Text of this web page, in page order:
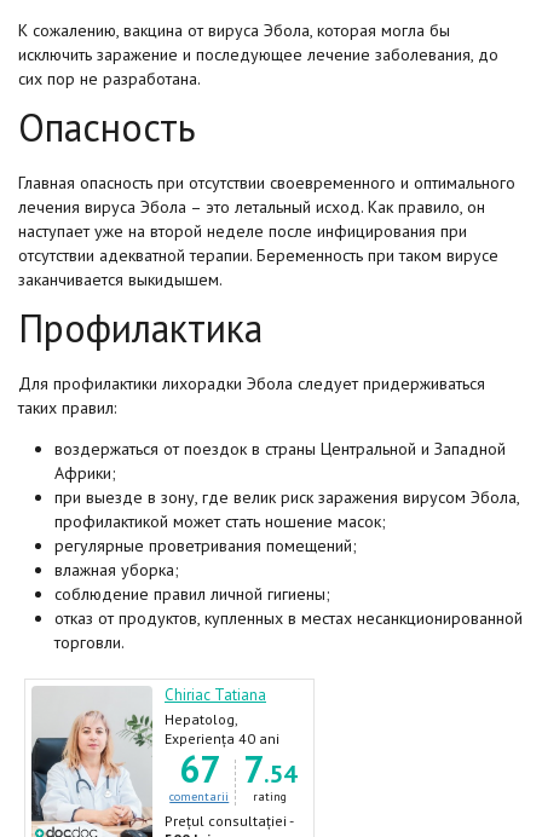
К сожалению, вакцина от вируса Эбола, которая могла бы
исключить заражение и последующее лечение заболевания, до
сих пор не разработана.
Опасность
Главная опасность при отсутствии своевременного и оптимального
лечения вируса Эбола – это летальный исход. Как правило, он
наступает уже на второй неделе после инфицирования при
отсутствии адекватной терапии. Беременность при таком вирусе
заканчивается выкидышем.
Профилактика
Для профилактики лихорадки Эбола следует придерживаться
таких правил:
воздержаться от поездок в страны Центральной и Западной
Африки;
при выезде в зону, где велик риск заражения вирусом Эбола,
профилактикой может стать ношение масок;
регулярные проветривания помещений;
влажная уборка;
соблюдение правил личной гигиены;
отказ от продуктов, купленных в местах несанкционированной
торговли.
Chiriac Tatiana
Hepatolog,
Infecționist
Experiența 40 ani
67
comentarii
7.54
rating
Prețul consultației -